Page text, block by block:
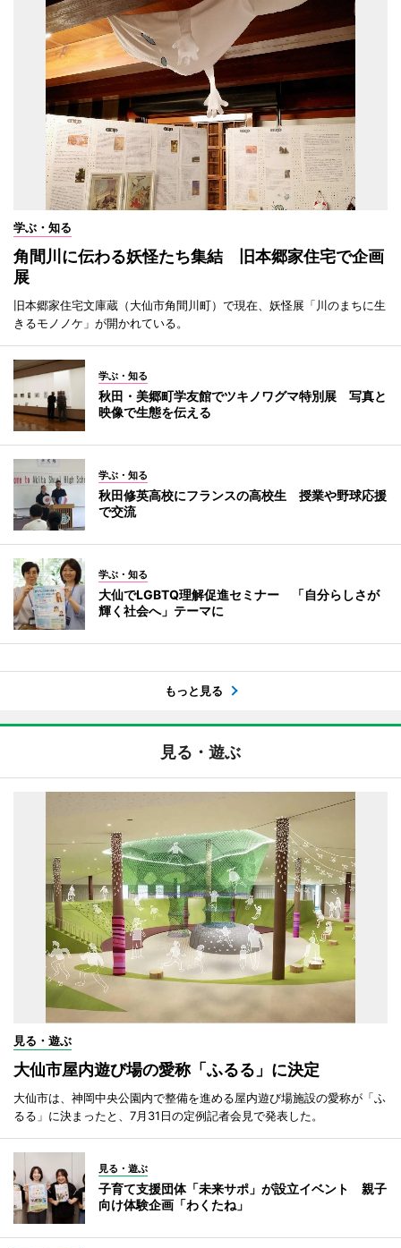
学ぶ・知る
角間川に伝わる妖怪たち集結 旧本郷家住宅で企画
展
旧本郷家住宅文庫蔵（大仙市角間川町）で現在、妖怪展「川のまちに生
きるモノノケ」が開かれている。
学ぶ・知る
秋田・美郷町学友館でツキノワグマ特別展 写真と
映像で生態を伝える
学ぶ・知る
秋田修英高校にフランスの高校生 授業や野球応援
で交流
学ぶ・知る
大仙でLGBTQ理解促進セミナー 「自分らしさが
輝く社会へ」テーマに
もっと見る
見る・遊ぶ
見る・遊ぶ
大仙市屋内遊び場の愛称「ふるる」に決定
大仙市は、神岡中央公園内で整備を進める屋内遊び場施設の愛称が「ふ
るる」に決まったと、7月31日の定例記者会見で発表した。
見る・遊ぶ
子育て支援団体「未来サポ」が設立イベント 親子
向け体験企画「わくたね」